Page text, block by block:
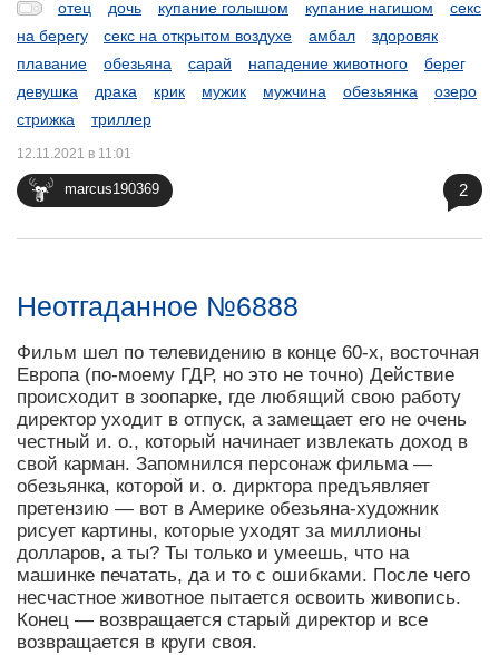
отец дочь купание голышом купание нагишом
секс
на берегу
секс на открытом воздухе амбал
здоровяк
плавание
обезьяна сарай нападение животного
берег
девушка
драка крик мужик мужчина обезьянка
озеро
стрижка
триллер
marcus190369
12.11.2021 в 11:01
2
Неотгаданное №6888
Фильм шел по телевидению в конце 60-х, восточная
Европа (по-моему ГДР, но это не точно) Действие
происходит в зоопарке, где любящий свою работу
директор уходит в отпуск, а замещает его не очень
честный и. о., который начинает извлекать доход в
свой карман. Запомнился персонаж фильма —
обезьянка, которой и. о. дирктора предъявляет
претензию — вот в Америке обезьяна-художник
рисует картины, которые уходят за миллионы
долларов, а ты? Ты только и умеешь, что на
машинке печатать, да и то с ошибками. После чего
несчастное животное пытается освоить живопись.
Конец — возвращается старый директор и все
возвращается в круги своя.